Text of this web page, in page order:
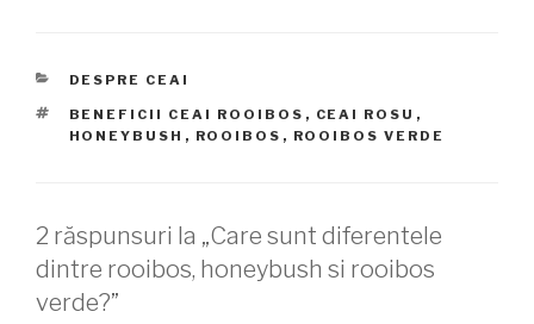
CATEGORII
DESPRE CEAI
ETICHETE
BENEFICII CEAI ROOIBOS , CEAI ROSU ,
HONEYBUSH , ROOIBOS , ROOIBOS VERDE
2 răspunsuri la „Care sunt diferentele
dintre rooibos, honeybush si rooibos
verde?”